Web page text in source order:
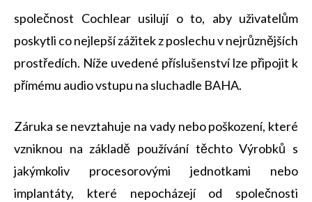
společnost Cochlear usilují o to, aby uživatelům
poskytli co nejlepší zážitek z poslechu v nejrůznějších
prostředích. Níže uvedené příslušenství lze připojit k
přímému audio vstupu na sluchadle BAHA.
Záruka se nevztahuje na vady nebo poškození, které
vzniknou na základě používání těchto Výrobků s
jakýmkoliv procesorovými jednotkami nebo
implantáty, které nepocházejí od společnosti